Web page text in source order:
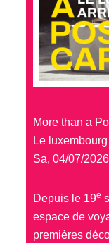
More than a
Le
Sa, 04/07/
Depuis le 19e
espace de
premières